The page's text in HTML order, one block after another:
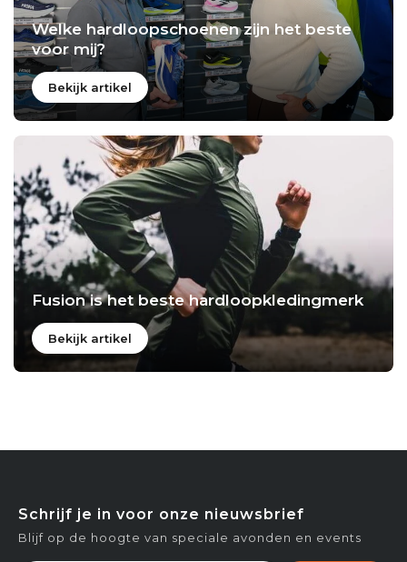
Welke hardloopschoenen zijn het beste
voor mij?
Bekijk artikel
Fusion is het beste hardloopkledingmerk
Bekijk artikel
Schrijf je in voor onze nieuwsbrief
Blijf op de hoogte van speciale avonden en events